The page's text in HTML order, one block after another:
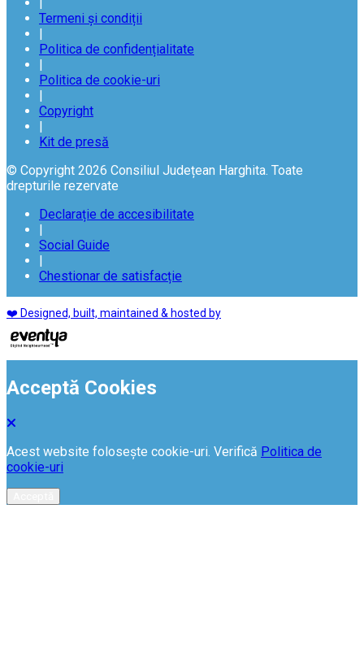
Termeni și condiții
|
Politica de confidențialitate
|
Politica de cookie-uri
|
Copyright
|
Kit de presă
© Copyright 2026 Consiliul Județean Harghita. Toate
drepturile rezervate
Declarație de accesibilitate
|
Social Guide
|
Chestionar de satisfacție
❤️ Designed, built, maintained & hosted by
Acceptă Cookies
Acest website folosește cookie-uri. Verifică Politica de
cookie-uri